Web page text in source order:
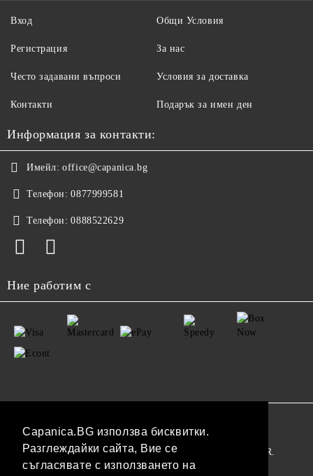
Capanica.BG използва бисквитки.
Разглеждайки сайта, Вие се
съгласявате с използването на
Вход
Регистрация
Често задавани въпроси
Контакти
Общи Условия
За нас
Условия за доставка
Подарък за имен ден
Информация за контакти:
Имейл: office@capanica.bg
Телефон: 0877999581
Телефон: 0888522629
Ние работим с
Нашият онлайн магазин е 100% съобразен с GDPR.